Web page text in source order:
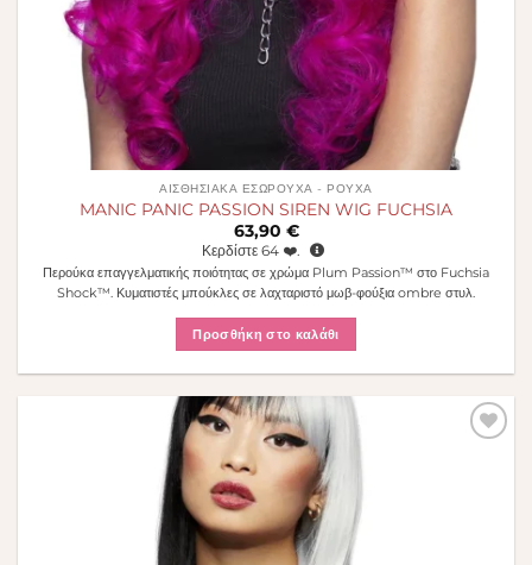
ΑΙΣΘΗΣΙΑΚΆ ΕΣΏΡΟΥΧΑ - ΡΟΎΧΑ
MANIC PANIC PASSION SIREN WIG FUCHSIA
63,90 €
Κερδίστε 64 ❤️.
Περούκα επαγγελματικής ποιότητας σε χρώμα Plum Passion™ στο Fuchsia
Shock™. Κυματιστές μπούκλες σε λαχταριστό μωβ-φούξια ombre στυλ.
Προσθήκη στο καλάθι